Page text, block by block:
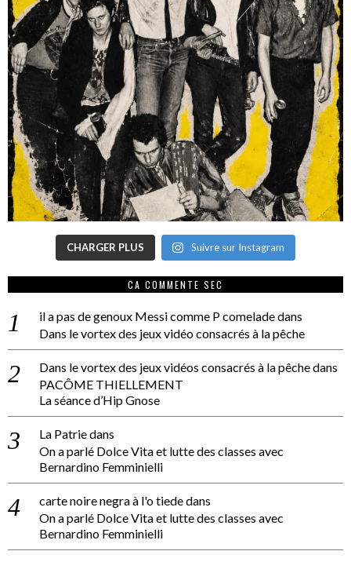
CHARGER PLUS Suivre sur Instagram
CA COMMENTE SEC
il a pas de genoux Messi comme P comeladedans
Dans le vortex des jeux vidéo consacrés à la pêche
Dans le vortex des jeux vidéos consacrés à la pêchedans
PACÔME THIELLEMENT
La séance d’Hip Gnose
La Patriedans
On a parlé Dolce Vita et lutte des classes avec
Bernardino Femminielli
carte noire negra à l'o tiededans
On a parlé Dolce Vita et lutte des classes avec
Bernardino Femminielli